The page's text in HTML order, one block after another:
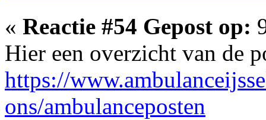
« Reactie #54 Gepost op:
Hier een overzicht van de
https://
ons/ambulanceposten